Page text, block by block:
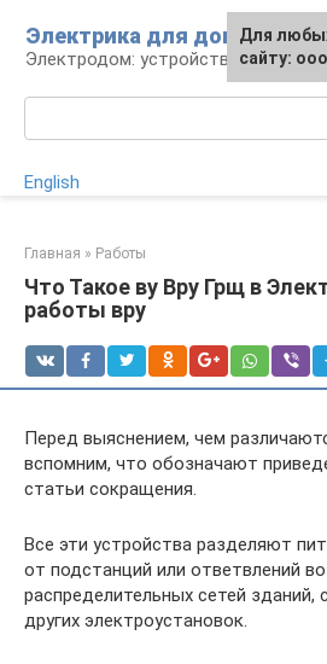
контенту
Электрика для дома
Электродом: устройства, кабели,
English
Главная » Работы
Что Такое ву Вру Грщ в
работы вру
Перед выяснением, чем
вспомним, что обозначают
статьи сокращения.
Все эти устройства разделяют
от подстанций или ответвлений
распределительных сетей зданий,
других электроустановок.
Для
сайту: